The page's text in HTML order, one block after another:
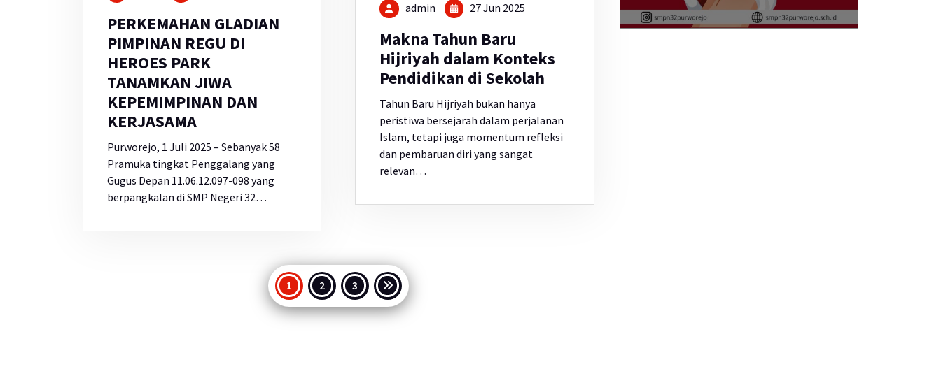
PERKEMAHAN GLADIAN
PIMPINAN REGU DI
HEROES PARK
TANAMKAN JIWA
KEPEMIMPINAN DAN
KERJASAMA
Purworejo, 1 Juli 2025 – Sebanyak 58
Pramuka tingkat Penggalang yang
Gugus Depan 11.06.12.097-098 yang
berpangkalan di SMP Negeri 32…
admin 27 Jun 2025
Makna Tahun Baru
Hijriyah dalam Konteks
Pendidikan di Sekolah
Tahun Baru Hijriyah bukan hanya
peristiwa bersejarah dalam perjalanan
Islam, tetapi juga momentum refleksi
dan pembaruan diri yang sangat
relevan…
Paginasi
pos
1 2 3